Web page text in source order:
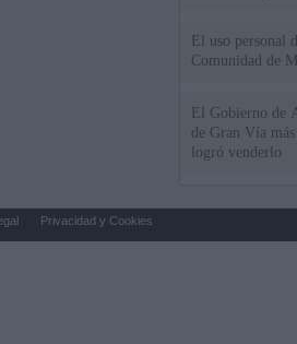
El uso personal
Comunidad de
El Gobierno de
de Gran Vía
logró venderlo
Privacidad y Cookies